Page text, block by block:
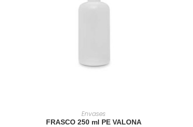
SELECCIONAR OPCIONES
Envases
FRASCO 250 ml PE VALONA